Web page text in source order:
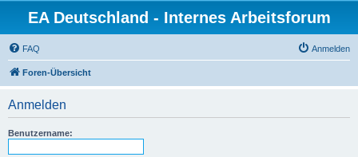
EA Deutschland - Internes Arbeitsforum
FAQ Anmelden
Foren-Übersicht
Anmelden
Benutzername: